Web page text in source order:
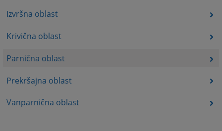
Izvršna oblast
Krivična oblast
Parnična oblast
Prekršajna oblast
Vanparnična oblast